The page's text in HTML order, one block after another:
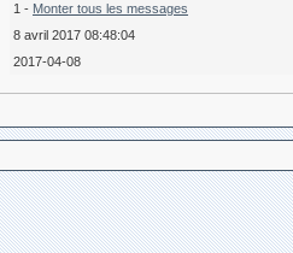
1 - Monter tous les messages
8 avril 2017 08:48:04
2017-04-08